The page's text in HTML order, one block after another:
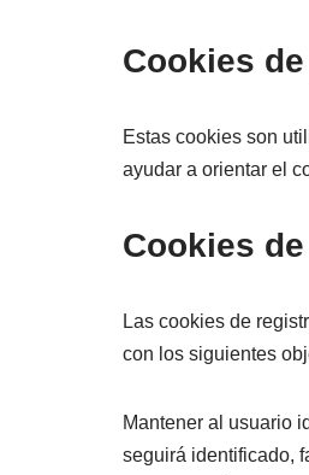
Cookies
Estas cookies son
ayudar a orientar el
Cookies
Las cookies de
con los siguientes
Mantener al usuario
seguirá identificado,